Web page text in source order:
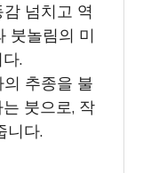
넘치고 역
붓놀림의 미
.
추종을 불
붓으로, 작
니다.